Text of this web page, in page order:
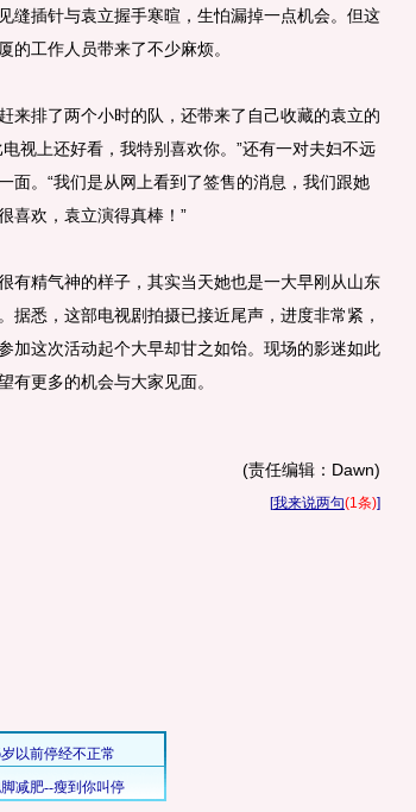
缝插针与袁立握手寒暄，生怕漏掉一点机会。但这
的工作人员带来了不少麻烦。
排了两个小时的队，还带来了自己收藏的袁立的
视上还好看，我特别喜欢你。”还有一对夫妇不远
面。“我们是从网上看到了签售的消息，我们跟她
喜欢，袁立演得真棒！”
精气神的样子，其实当天她也是一大早刚从山东
据悉，这部电视剧拍摄已接近尾声，进度非常紧，
加这次活动起个大早却甘之如饴。现场的影迷如此
有更多的机会与大家见面。
(责任编辑：Dawn)
[我来说两句(1条)]